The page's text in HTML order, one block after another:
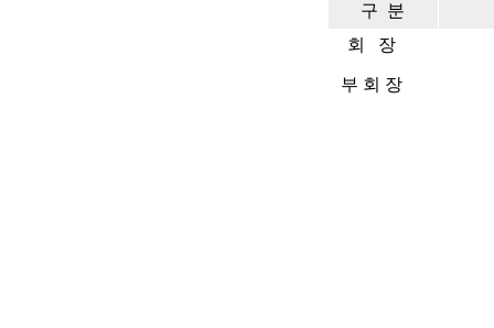
구 분
회 장
부 회 장